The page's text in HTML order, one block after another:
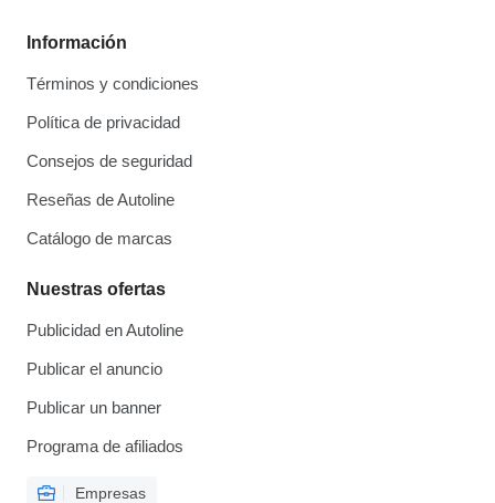
Información
Términos y condiciones
Política de privacidad
Consejos de seguridad
Reseñas de Autoline
Catálogo de marcas
Nuestras ofertas
Publicidad en Autoline
Publicar el anuncio
Publicar un banner
Programa de afiliados
Empresas